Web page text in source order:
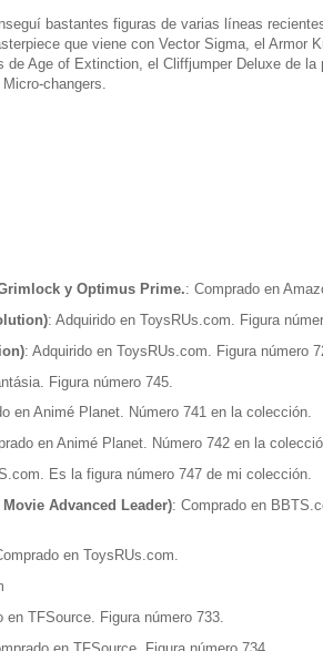
bastantes figuras de varias líneas
que viene con Vector Sigma, el Armor
Age of Extinction, el Cliffjumper Deluxe de la
changers.
y Optimus Prime.: Comprado en
: Adquirido en ToysRUs.com. Figura
: Adquirido en ToysRUs.com. Figura número
Figura número 745.
en Animé Planet. Número 741 en la colección.
en Animé Planet. Número 742 en la
Es la figura número 747 de mi colección.
Advanced Leader): Comprado en
en ToysRUs.com.
en TFSource. Figura número 733.